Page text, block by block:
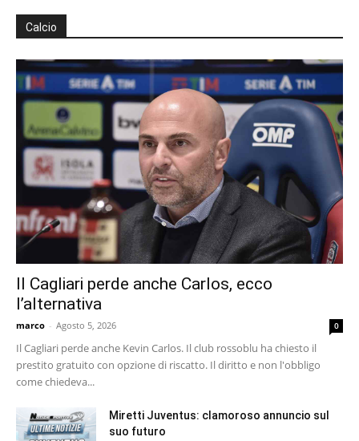
Calcio
Il Cagliari perde anche Carlos, ecco
l’alternativa
marco - Agosto 5, 2026 0
Il Cagliari perde anche Kevin Carlos. Il club rossoblu ha chiesto il
prestito gratuito con opzione di riscatto. Il diritto e non l'obbligo
come chiedeva...
Miretti Juventus: clamoroso annuncio sul
suo futuro